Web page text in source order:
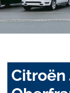
Citroën